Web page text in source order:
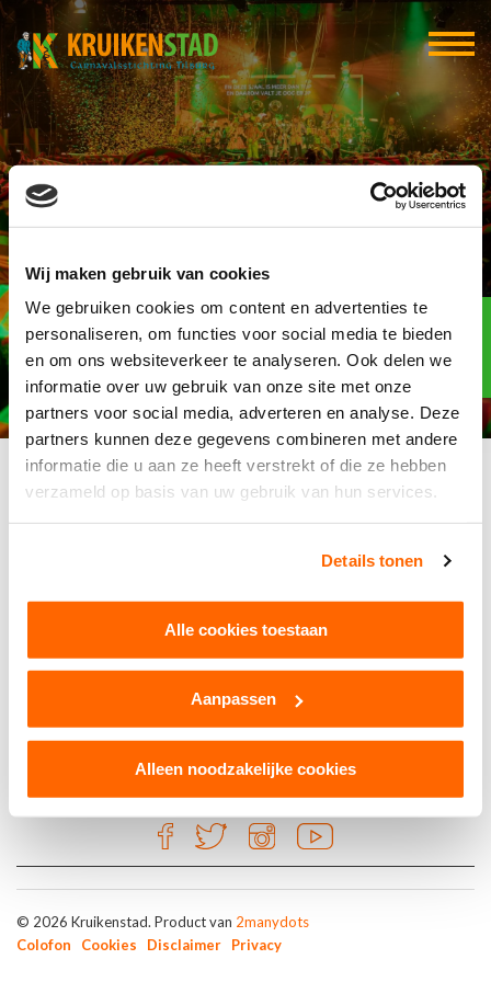
Wij maken gebruik van cookies
We gebruiken cookies om content en advertenties te
personaliseren, om functies voor social media te bieden
en om ons websiteverkeer te analyseren. Ook delen we
informatie over uw gebruik van onze site met onze
partners voor social media, adverteren en analyse. Deze
partners kunnen deze gegevens combineren met andere
informatie die u aan ze heeft verstrekt of die ze hebben
verzameld op basis van uw gebruik van hun services.
Details tonen
Alle cookies toestaan
Aanpassen
Alleen noodzakelijke cookies
BASIC-IT Professionals
Elf-elf
over
94
© 2026 Kruikenstad. Product van 2manydots
Colofon
Cookies Disclaimer Privacy